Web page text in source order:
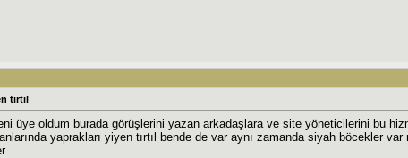
tırtıl
üye oldum burada görüşlerini yazan arkadaşlara ve site yöneticilerini bu
yaprakları yiyen tırtıl bende de var aynı zamanda siyah böcekler var